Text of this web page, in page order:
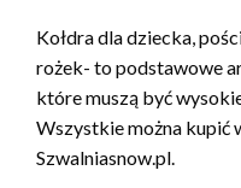
Kołdra dla dziecka,
rożek- to podstawowe
które muszą być
Wszystkie można kupić
Szwalniasnow.pl.